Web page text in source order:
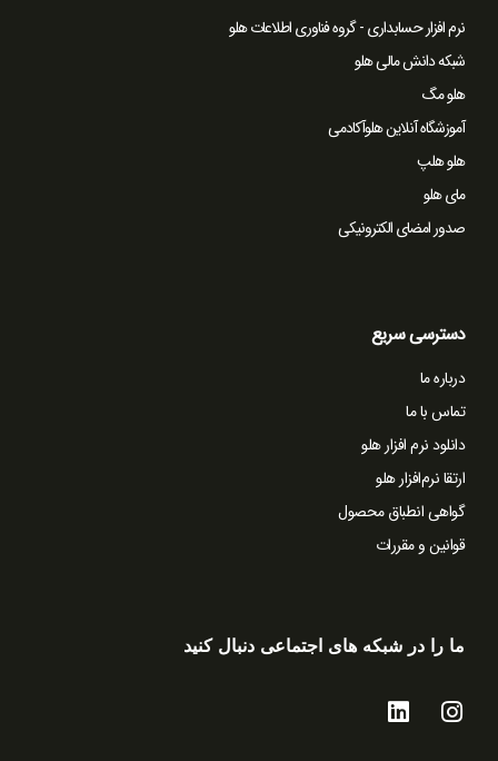
نرم افزار حسابداری - گروه فناوری اطلاعات هلو
شبکه دانش مالی هلو
هلو مگ
آموزشگاه آنلاین هلوآکادمی
هلو هلپ
مای هلو
صدور امضای الکترونیکی
دسترسی سریع
درباره ما
تماس با ما
دانلود نرم افزار هلو
ارتقا نرم‌افزار هلو
گواهی انطباق محصول
قوانین و مقررات
ما را در شبکه های اجتماعی دنبال کنید